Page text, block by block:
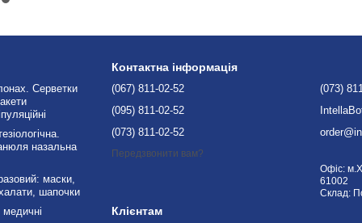
Серветки
назальна
маски,
шапочки
медичні
Контактна інформація
(067) 811-02-52
(095) 811-02-52
(073) 811-02-52
Передзвонити вам?
(073)
Офіс: м.Харків, вул. Дарвіна, 6. Індес:
61002
Склад:
Клієнтам